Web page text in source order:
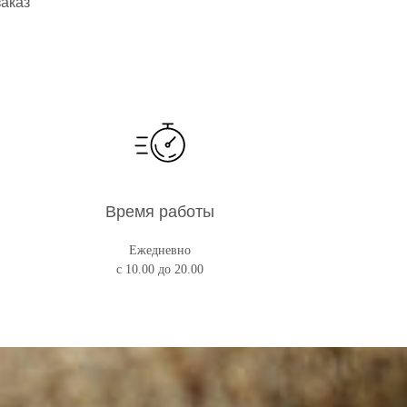
Время работы
Ежедневно
с 10.00 до 20.00